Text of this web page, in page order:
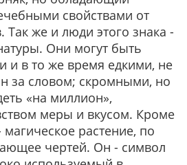
свойствами от
Так же и люди этого знака -
Они могут быть
и в то же время едкими, не
за словом; скромными, но
«на миллион»,
меры и вкусом. Кроме
растение, по
чертей. Он - символ